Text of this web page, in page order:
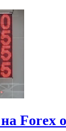
Forex